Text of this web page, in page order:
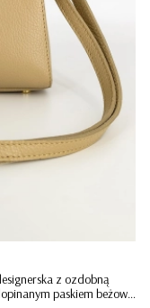
z ozdobną
paskiem beżowa